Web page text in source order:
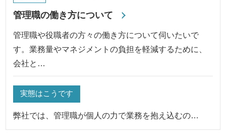
管理職の働き方について
管理職や役職者の方々の働き方について伺いたいで
す。業務量やマネジメントの負担を軽減するために、
会社と…
実態はこうです
弊社では、管理職が個人の力で業務を抱え込むの…